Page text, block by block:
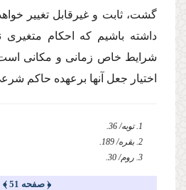
گشت، ثابت و غیرقابل تغییر خواهد
داشته باشیم كه احكام متغیرى
شرایط خاص زمانى و مكانى
اختیار جعل آنها برعهده حاكم
1. توبه/ 36.
2. بقره/ 189.
3. روم/ 30.
﴿ صفحه 51 ﴾